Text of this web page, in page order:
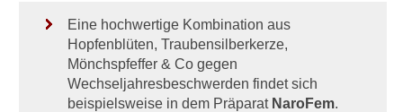
Eine hochwertige Kombination aus
Hopfenblüten, Traubensilberkerze,
Mönchspfeffer & Co gegen
Wechseljahresbeschwerden findet sich
beispielsweise in dem Präparat NaroFem.
e
a
s
S